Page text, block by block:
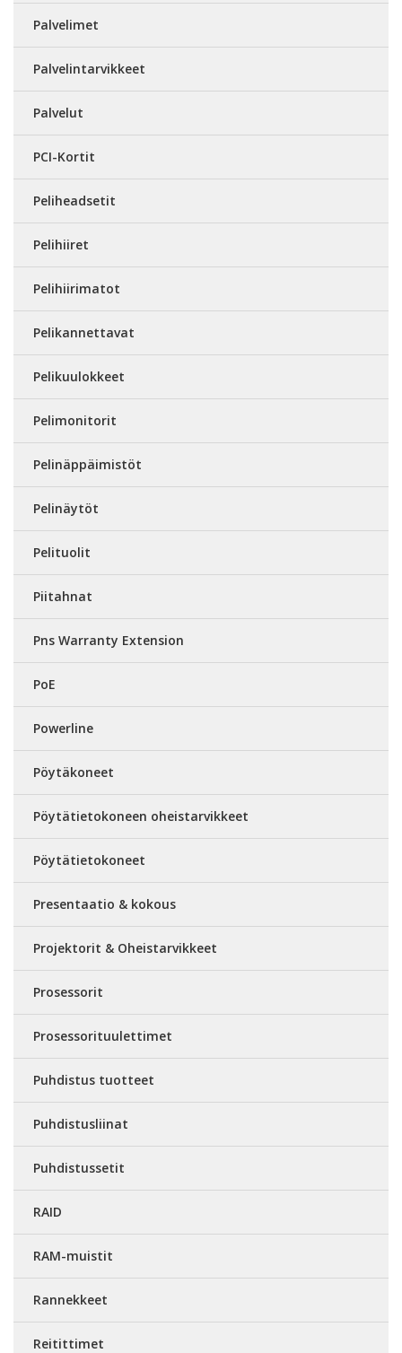
Palvelimet
Palvelintarvikkeet
Palvelut
PCI-Kortit
Peliheadsetit
Pelihiiret
Pelihiirimatot
Pelikannettavat
Pelikuulokkeet
Pelimonitorit
Pelinäppäimistöt
Pelinäytöt
Pelituolit
Piitahnat
Pns Warranty Extension
PoE
Powerline
Pöytäkoneet
Pöytätietokoneen oheistarvikkeet
Pöytätietokoneet
Presentaatio & kokous
Projektorit & Oheistarvikkeet
Prosessorit
Prosessorituulettimet
Puhdistus tuotteet
Puhdistusliinat
Puhdistussetit
RAID
RAM-muistit
Rannekkeet
Reitittimet